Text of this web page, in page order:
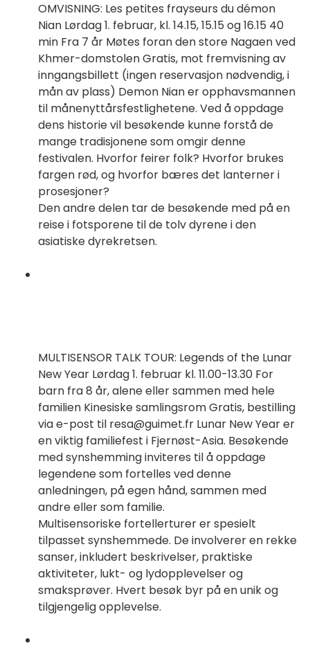
OMVISNING: Les petites frayseurs du démon
Nian Lørdag 1. februar, kl. 14.15, 15.15 og 16.15 40
min Fra 7 år Møtes foran den store Nagaen ved
Khmer-domstolen Gratis, mot fremvisning av
inngangsbillett (ingen reservasjon nødvendig, i
mån av plass) Demon Nian er opphavsmannen
til månenyttårsfestlighetene. Ved å oppdage
dens historie vil besøkende kunne forstå de
mange tradisjonene som omgir denne
festivalen. Hvorfor feirer folk? Hvorfor brukes
fargen rød, og hvorfor bæres det lanterner i
prosesjoner?
Den andre delen tar de besøkende med på en
reise i fotsporene til de tolv dyrene i den
asiatiske dyrekretsen.
MULTISENSOR TALK TOUR: Legends of the Lunar
New Year Lørdag 1. februar kl. 11.00-13.30 For
barn fra 8 år, alene eller sammen med hele
familien Kinesiske samlingsrom Gratis, bestilling
via e-post til resa@guimet.fr Lunar New Year er
en viktig familiefest i Fjernøst-Asia. Besøkende
med synshemming inviteres til å oppdage
legendene som fortelles ved denne
anledningen, på egen hånd, sammen med
andre eller som familie.
Multisensoriske fortellerturer er spesielt
tilpasset synshemmede. De involverer en rekke
sanser, inkludert beskrivelser, praktiske
aktiviteter, lukt- og lydopplevelser og
smaksprøver. Hvert besøk byr på en unik og
tilgjengelig opplevelse.